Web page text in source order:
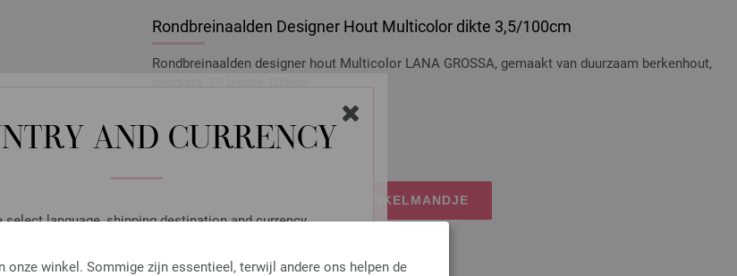
AND CURRENCY
select language, shipping destination and currency.
onze winkel. Sommige zijn essentieel, terwijl andere ons helpen de
Rondbreinaalden Designer Hout Multicolor dikte 3,5/100cm
Rondbreinaalden designer hout Multicolor LANA GROSSA, gemaakt van duurzaam berkenhout,
pendikte 3,5 lengte 100cm
8,34 $ excl. btw, excl.verzendkosten
IN MIJN WINKELMANDJE